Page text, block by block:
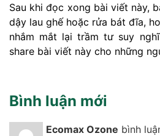
Sau khi đọc xong bài viết này,
dậy lau ghế hoặc rửa bát đĩa,
nhắm mắt lại trầm tư suy
share bài viết này cho những
Bình luận mới
Ecomax Ozone bình